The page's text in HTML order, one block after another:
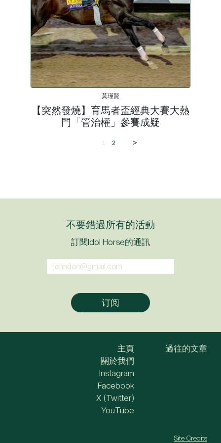
莫瑾賢
【突然發燒】育馬者盃經典大賽大熱
門「管治權」參賽成疑
1 2 >
不要錯過所有的活動
訂閱Idol Horse的通訊
主頁
關於我們
過往的文章
Instagram
Facebook
X (Twitter)
YouTube
Site Credits